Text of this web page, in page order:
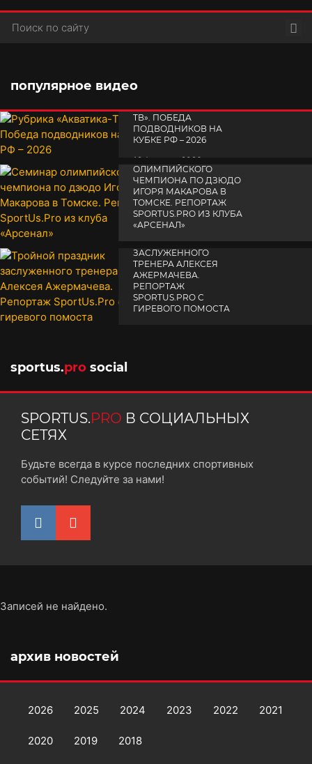
популярное видео
TВ». ПОБЕДА
ПОДВОДНИКОВ НА
КУБКЕ РФ – 2026
19 февраля 2026
СЕМИНАР
ОЛИМПИЙСКОГО
ЧЕМПИОНА ПО ДЗЮДО
ИГОРЯ МАКАРОВА В
ТОМСКЕ. РЕПОРТАЖ
SPORTUS.PRO ИЗ КЛУБА
«АРСЕНАЛ»
ЗАСЛУЖЕННОГО
ТРЕНЕРА АЛЕКСЕЯ
АЖЕРМАЧЕВА.
РЕПОРТАЖ
SPORTUS.PRO С
ГИРЕВОГО ПОМОСТА
sportus.pro social
SPORTUS.PRO В СОЦИАЛЬНЫХ
СЕТЯХ
Будьте всегда в курсе последних спортивных
событий! Следуйте за нами!
Записей не найдено.
архив новостей
2026 2025 2024 2023 2022 2021
2020 2019 2018